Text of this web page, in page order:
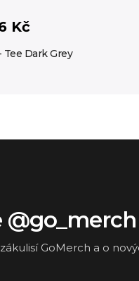
Kč
Tee Dark Grey
GoMerch a o